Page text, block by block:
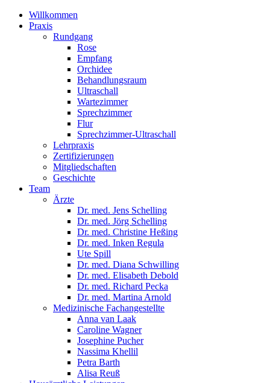
Willkommen
Praxis
Rundgang
Rose
Empfang
Orchidee
Behandlungsraum
Ultraschall
Wartezimmer
Sprechzimmer
Flur
Sprechzimmer-Ultraschall
Lehrpraxis
Zertifizierungen
Mitgliedschaften
Geschichte
Team
Ärzte
Dr. med. Jens Schelling
Dr. med. Jörg Schelling
Dr. med. Christine Heßing
Dr. med. Inken Regula
Ute Spill
Dr. med. Diana Schwilling
Dr. med. Elisabeth Debold
Dr. med. Richard Pecka
Dr. med. Martina Arnold
Medizinische Fachangestellte
Anna van Laak
Caroline Wagner
Josephine Pucher
Nassima Khellil
Petra Barth
Alisa Reuß